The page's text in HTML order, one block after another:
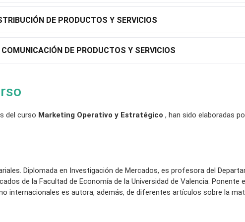
DE PRODUCTOS Y SERVICIOS
DE PRODUCTOS Y SERVICIOS
del curso Marketing Operativo y Estratégico , han sido elaboradas
Diplomada en Investigación de Mercados, es profesora del
de la Facultad de Economía de la Universidad de Valencia. Ponente
internacionales es autora, además, de diferentes artículos sobre la